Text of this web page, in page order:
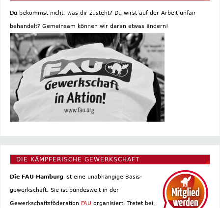
Du bekommst nicht, was dir zusteht? Du wirst auf der Arbeit unfair
behandelt? Gemeinsam können wir daran etwas ändern!
DIE KÄMPFERISCHE GEWERKSCHAFT
Die FAU Hamburg ist eine un­abhängige Basis­
gewerkschaft. Sie ist bundesweit in der
Gewerkschaftsföderation FAU organisiert. Tretet bei,